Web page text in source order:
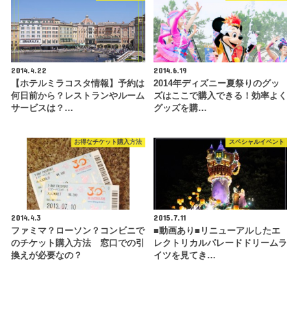
2014.4.22
【ホテルミラコスタ情報】予約は
何日前から？レストランやルーム
サービスは？…
2014.6.19
2014年ディズニー夏祭りのグッ
ズはここで購入できる！効率よく
グッズを購…
お得なチケット購入方法
2014.4.3
ファミマ？ローソン？コンビニで
のチケット購入方法 窓口での引
換えが必要なの？
スペシャルイベント
2015.7.11
■動画あり■リニューアルしたエ
レクトリカルパレードドリームラ
イツを見てき…